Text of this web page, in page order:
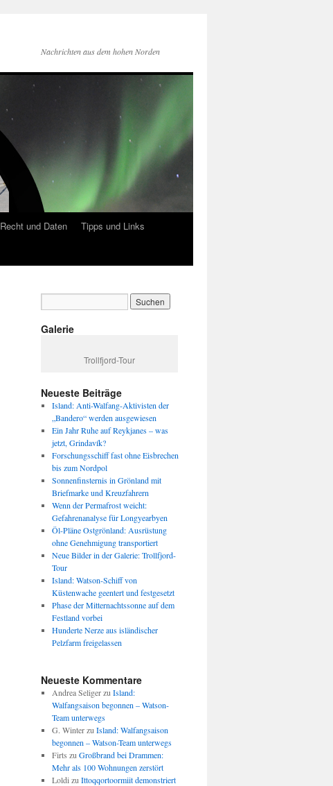
Nachrichten aus dem hohen Norden
Recht und Daten
Tipps und Links
Galerie
Trollfjord-Tour
Neueste Beiträge
Island: Anti-Walfang-Aktivisten der
„Bandero“ werden ausgewiesen
Ein Jahr Ruhe auf Reykjanes – was
jetzt, Grindavík?
Forschungsschiff fast ohne Eisbrechen
bis zum Nordpol
Sonnenfinsternis in Grönland mit
Briefmarke und Kreuzfahrern
Wenn der Permafrost weicht:
Gefahrenanalyse für Longyearbyen
Öl-Pläne Ostgrönland: Ausrüstung
ohne Genehmigung transportiert
Neue Bilder in der Galerie: Trollfjord-
Tour
Island: Watson-Schiff von
Küstenwache geentert und festgesetzt
Phase der Mitternachtssonne auf dem
Festland vorbei
Hunderte Nerze aus isländischer
Pelzfarm freigelassen
Neueste Kommentare
Andrea Seligerzu Island:
Walfangsaison begonnen – Watson-
Team unterwegs
G. Winterzu Island: Walfangsaison
begonnen – Watson-Team unterwegs
Firts zu Großbrand bei Drammen:
Mehr als 100 Wohnungen zerstört
Loldi zu Ittoqqortoormiit demonstriert